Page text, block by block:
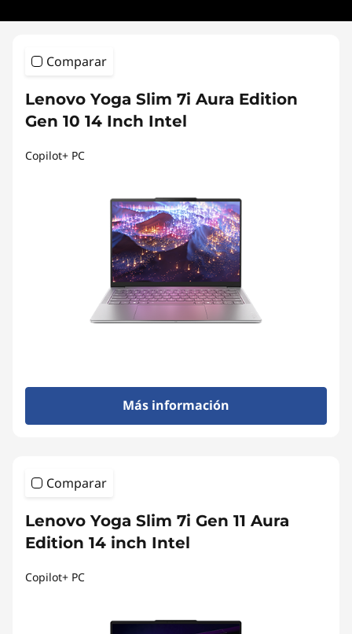
Comparar
Lenovo Yoga Slim 7i Aura Edition
Gen 10 14 Inch Intel
Copilot+ PC
Más información
Comparar
Lenovo Yoga Slim 7i Gen 11 Aura
Edition 14 inch Intel
Copilot+ PC